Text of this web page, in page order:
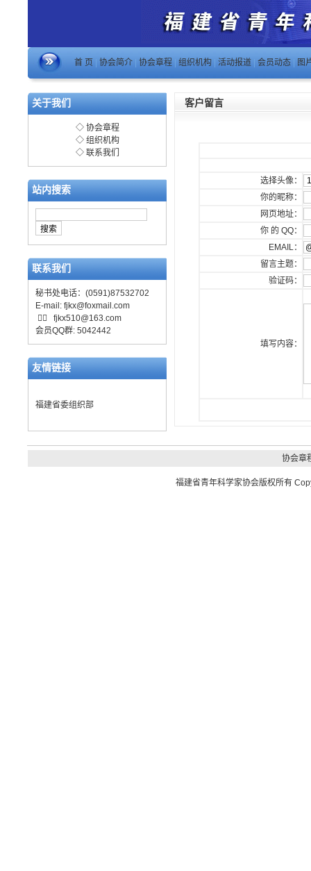
首 页 协会简介 协会章程 组织机构 活动报道 会员动态 图
关于我们
◇ 协会章程
◇ 组织机构
◇ 联系我们
站内搜索
联系我们
秘书处电话：(0591)87532702
E-mail: fjkx@foxmail.com
 fjkx510@163.com
会员QQ群: 5042442
友情链接
福建省委组织部
客户留言
选择头像：
你的昵称：
网页地址：
你 的 QQ：
EMAIL：
留言主题：
验证码：
填写内容：
协会章
福建省青年科学家协会版权所有